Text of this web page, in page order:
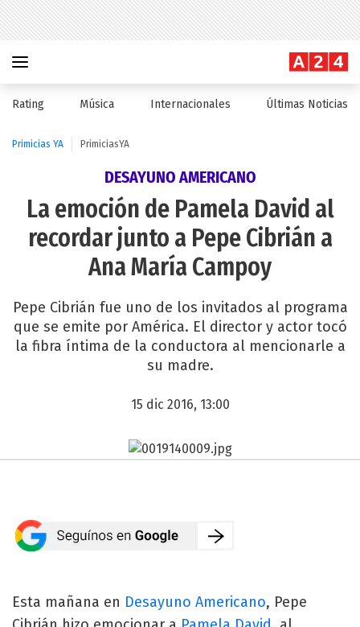
Rating Música Internacionales Últimas Noticias
Primicias YA PrimiciasYA
DESAYUNO AMERICANO
La emoción de Pamela David al
recordar junto a Pepe Cibrián a
Ana María Campoy
Pepe Cibrián fue uno de los invitados al programa
que se emite por América. El director y actor tocó
la fibra íntima de la conductora al mencionarle a
su madre.
15 dic 2016, 13:00
Esta mañana en Desayuno Americano, Pepe